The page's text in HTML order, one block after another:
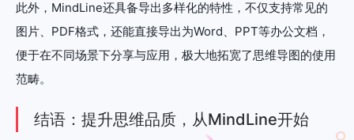
此外，MindLine还具备导出多样化的特性，不仅支持常见的
图片、PDF格式，还能直接导出为Word、PPT等办公文档，
便于在不同场景下分享与应用，极大地拓宽了思维导图的使用
范畴。
结语：提升思维品质，从MindLine开始